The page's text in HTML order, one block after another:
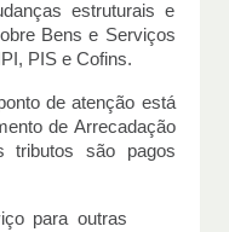
estruturais e
Bens e Serviços
PIS e Cofins.
de atenção está
de Arrecadação
tributos são pagos
para outras